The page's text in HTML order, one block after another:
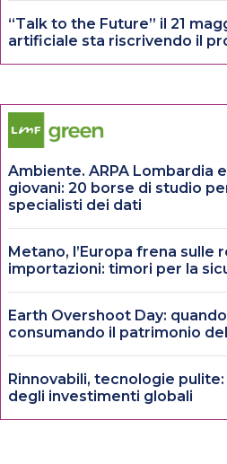
“Talk to the Future” il 21
artificiale sta riscrivendo il
Ambiente. ARPA Lombardia
giovani: 20 borse di studio
specialisti dei dati
Metano, l’Europa frena sulle
importazioni: timori per la
Earth Overshoot Day:
consumando il patrimonio
Rinnovabili, tecnologie
degli investimenti globali